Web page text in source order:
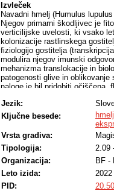
Izvleček
Navadni hmelj (Humulus
Njegov primarni škodljivec je
verticilijske uvelosti, ki vsako
kolonizacije rastlinskega
fiziologijo gostitelja
modulira njegov imunski
mehanizma translokacije in
patogenosti glive in
naloge je bil pridobiti očiščena,
uspešno pripravili konstrukte
coli ter proteine očistili in
rekombinantni protein očistili.
rastline N. benthamiana
mikrodomenah. Rekombinantni
koncem morda interagira z
strukturno podoben proteinom,
vivo, po nastanku por, ki jih
mehanizem lahko obstajal.
Jezik:
Ključne besede:
hmelj
Vrsta gradiva:
Tipologija:
2.09
Organizacija:
BF -
Leto izida:
2022
PID: